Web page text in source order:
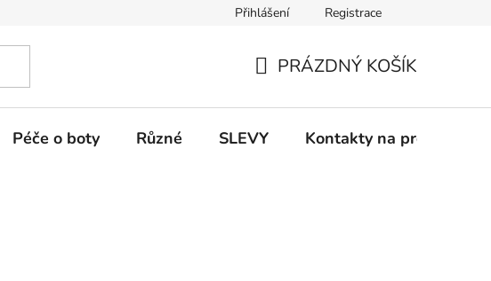
Informace k on-line platbám Odstoupení od
Přihlášení Registrace
KOŠÍK
PRÁZDNÝ KOŠÍK
Péče o boty Různé SLEVY Kontakty na prodejny